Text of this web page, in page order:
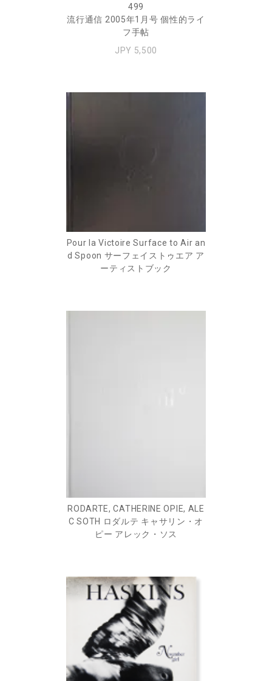
499
流行通信 2005年1月号 個性的ライ
フ手帖
JPY 5,500
Pour la Victoire Surface to Air an
d Spoon サーフェイストゥエア ア
ーティストブック
RODARTE, CATHERINE OPIE, ALE
C SOTH ロダルテ キャサリン・オ
ピー アレック・ソス